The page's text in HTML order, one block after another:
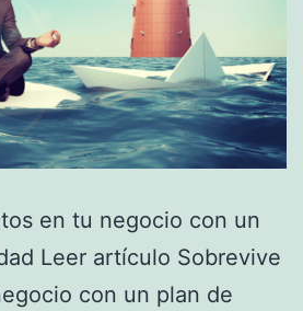
en tu negocio con un
Leer artículo Sobrevive
con un plan de